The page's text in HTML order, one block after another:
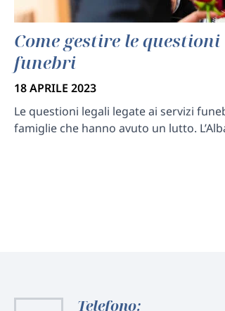
Come gestire le
funebri
18 APRILE 2023
Le questioni legali legate ai servizi
famiglie che hanno avuto un lutto.
Telefono: